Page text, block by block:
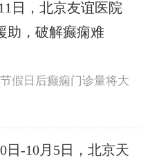
日，北京友谊医院
助，破解癫痫难
假日后癫痫门诊量将大
日-10月5日，北京天